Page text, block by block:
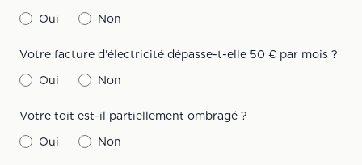
Oui
Non
Votre facture d'électricité dépasse-t-elle 50 € par mois ?
Oui
Non
Votre toit est-il partiellement ombragé ?
Oui
Non